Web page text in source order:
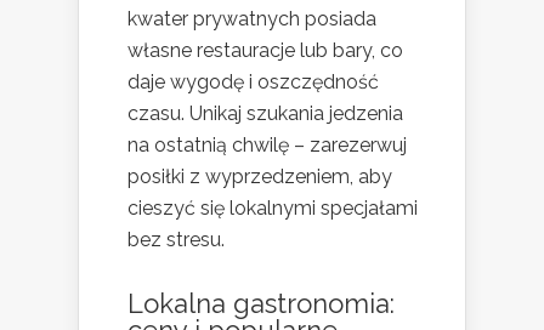
kwater prywatnych posiada
własne restauracje lub bary, co
daje wygodę i oszczędność
czasu. Unikaj szukania jedzenia
na ostatnią chwilę – zarezerwuj
posiłki z wyprzedzeniem, aby
cieszyć się lokalnymi specjałami
bez stresu.
Lokalna gastronomia: